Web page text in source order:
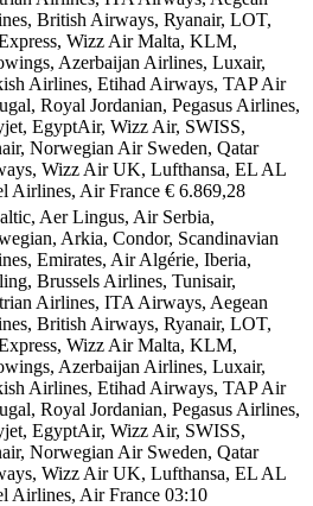
British Airways, Ryanair, LOT,
Wizz Air Malta, KLM,
Azerbaijan Airlines, Luxair,
Airlines, Etihad Airways, TAP Air
Royal Jordanian, Pegasus Airlines,
EgyptAir, Wizz Air, SWISS,
Norwegian Air Sweden, Qatar
Wizz Air UK, Lufthansa, EL AL
Airlines, Air France € 6.869,28
Aer Lingus, Air Serbia,
Arkia, Condor, Scandinavian
Emirates, Air Algérie, Iberia,
Brussels Airlines, Tunisair,
Airlines, ITA Airways, Aegean
British Airways, Ryanair, LOT,
Wizz Air Malta, KLM,
Azerbaijan Airlines, Luxair,
Airlines, Etihad Airways, TAP Air
Royal Jordanian, Pegasus Airlines,
EgyptAir, Wizz Air, SWISS,
Norwegian Air Sweden, Qatar
Wizz Air UK, Lufthansa, EL AL
Airlines, Air France 03:10